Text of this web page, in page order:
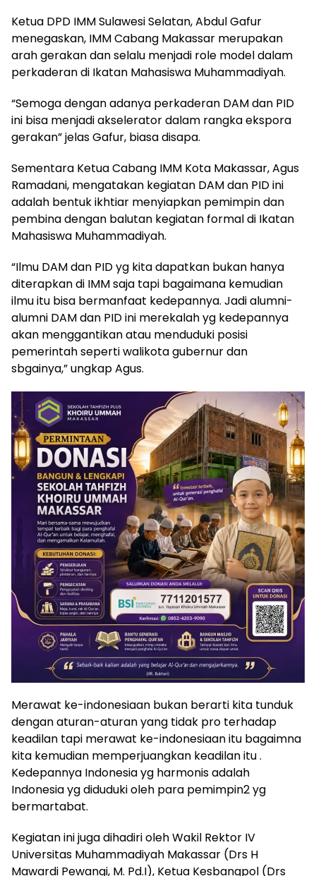
Ketua DPD IMM Sulawesi Selatan, Abdul Gafur
menegaskan, IMM Cabang Makassar merupakan
arah gerakan dan selalu menjadi role model dalam
perkaderan di Ikatan Mahasiswa Muhammadiyah.
“Semoga dengan adanya perkaderan DAM dan PID
ini bisa menjadi akselerator dalam rangka ekspora
gerakan” jelas Gafur, biasa disapa.
Sementara Ketua Cabang IMM Kota Makassar, Agus
Ramadani, mengatakan kegiatan DAM dan PID ini
adalah bentuk ikhtiar menyiapkan pemimpin dan
pembina dengan balutan kegiatan formal di Ikatan
Mahasiswa Muhammadiyah.
“Ilmu DAM dan PID yg kita dapatkan bukan hanya
diterapkan di IMM saja tapi bagaimana kemudian
ilmu itu bisa bermanfaat kedepannya. Jadi alumni-
alumni DAM dan PID ini merekalah yg kedepannya
akan menggantikan atau menduduki posisi
pemerintah seperti walikota gubernur dan
sbgainya,” ungkap Agus.
Merawat ke-indonesiaan bukan berarti kita tunduk
dengan aturan-aturan yang tidak pro terhadap
keadilan tapi merawat ke-indonesiaan itu bagaimna
kita kemudian memperjuangkan keadilan itu .
Kedepannya Indonesia yg harmonis adalah
Indonesia yg diduduki oleh para pemimpin2 yg
bermartabat.
Kegiatan ini juga dihadiri oleh Wakil Rektor IV
Universitas Muhammadiyah Makassar (Drs H
Mawardi Pewangi, M. Pd.I), Ketua Kesbangpol (Drs